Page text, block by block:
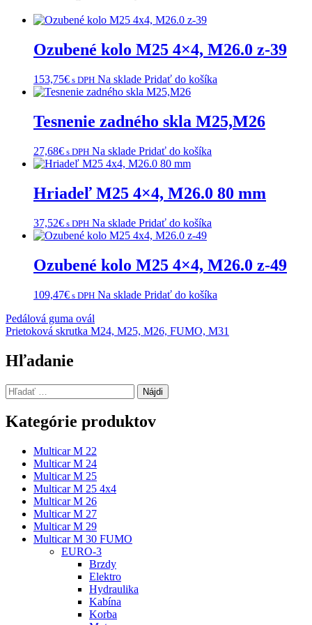
Ozubené kolo M25 4×4, M26.0 z-39
153,75€ s DPH Na sklade Pridať do košíka
Tesnenie zadného skla M25,M26
27,68€ s DPH Na sklade Pridať do košíka
Hriadeľ M25 4×4, M26.0 80 mm
37,52€ s DPH Na sklade Pridať do košíka
Ozubené kolo M25 4×4, M26.0 z-49
109,47€ s DPH Na sklade Pridať do košíka
Navigácia
v
článku
Pedálová guma ovál
Prietoková skrutka M24, M25, M26, FUMO, M31
Hľadanie
Hľadať:
Kategórie produktov
Multicar M 22
Multicar M 24
Multicar M 25
Multicar M 25 4x4
Multicar M 26
Multicar M 27
Multicar M 29
Multicar M 30 FUMO
EURO-3
Brzdy
Elektro
Hydraulika
Kabína
Korba